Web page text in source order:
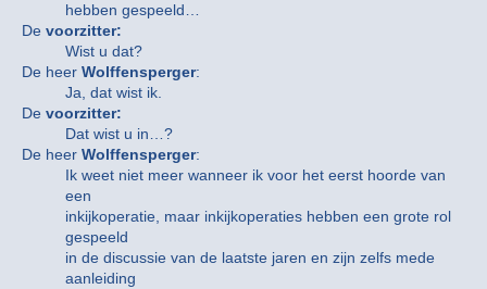
hebben gespeeld…
De voorzitter:
Wist u dat?
De heer Wolffensperger:
Ja, dat wist ik.
De voorzitter:
Dat wist u in…?
De heer Wolffensperger:
Ik weet niet meer wanneer ik voor het eerst hoorde van
een
inkijkoperatie, maar inkijkoperaties hebben een grote rol
gespeeld
in de discussie van de laatste jaren en zijn zelfs mede
aanleiding